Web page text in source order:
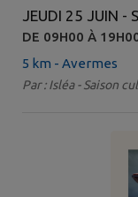
JEUDI 25 JUIN -
DE 09H00 À
5 km - Avermes
Par : Isléa - Saison